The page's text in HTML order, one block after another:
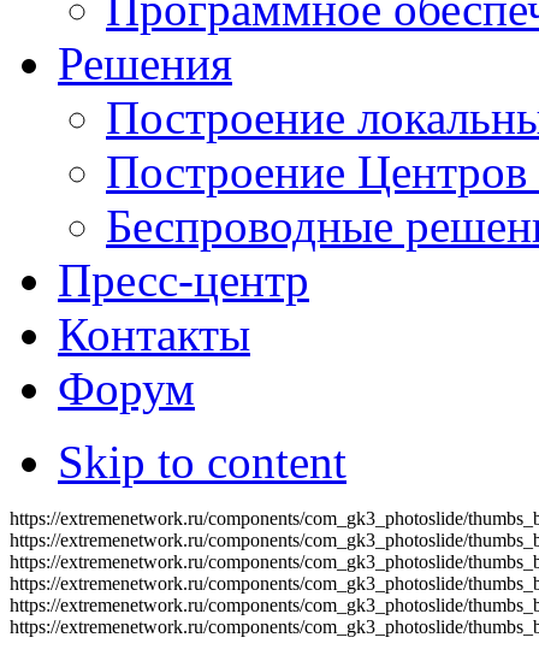
Решения
Построение
Построение
Беспроводные
Пресс-центр
Контакты
Форум
Skip to content
https://extremenetwork.ru/components/com_gk3_photoslide/
https://extremenetwork.ru/components/com_gk3_photoslide/
https://extremenetwork.ru/components/com_gk3_photoslide/
https://extremenetwork.ru/components/com_gk3_photoslide/
https://extremenetwork.ru/components/com_gk3_photoslide/
https://extremenetwork.ru/components/com_gk3_photoslide/